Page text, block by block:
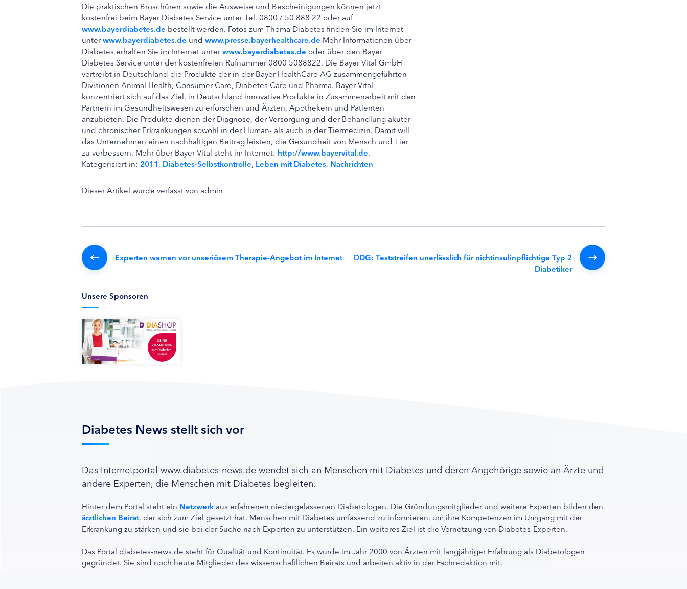
Die praktischen Broschüren sowie die Ausweise und Bescheinigungen können jetzt
kostenfrei beim Bayer Diabetes Service unter Tel. 0800 / 50 888 22 oder auf
www.bayerdiabetes.de bestellt werden. Fotos zum Thema Diabetes finden Sie im Internet
unterwww.bayerdiabetes.de und www.presse.bayerhealthcare.de Mehr Informationen über
Diabetes erhalten Sie im Internet unterwww.bayerdiabetes.de oder über den Bayer
Diabetes Service unter der kostenfreien Rufnummer 0800 5088822. Die Bayer Vital GmbH
vertreibt in Deutschland die Produkte der in der Bayer HealthCare AG zusammengeführten
Divisionen Animal Health, Consumer Care, Diabetes Care und Pharma. Bayer Vital
konzentriert sich auf das Ziel, in Deutschland innovative Produkte in Zusammenarbeit mit den
Partnern im Gesundheitswesen zu erforschen und Ärzten, Apothekern und Patienten
anzubieten. Die Produkte dienen der Diagnose, der Versorgung und der Behandlung akuter
und chronischer Erkrankungen sowohl in der Human- als auch in der Tiermedizin. Damit will
das Unternehmen einen nachhaltigen Beitrag leisten, die Gesundheit von Mensch und Tier
zu verbessern. Mehr über Bayer Vital steht im Internet: http://www.bayervital.de.
Kategorisiert in: 2011, Diabetes-Selbstkontrolle, Leben mit Diabetes, Nachrichten
Dieser Artikel wurde verfasst von admin
Experten warnen vor unseriösem Therapie-Angebot im Internet
DDG: Teststreifen unerlässlich für nichtinsulinpflichtige Typ 2
Diabetiker
Unsere Sponsoren
Diabetes News stellt sich vor
Das Internetportal www.diabetes-news.de wendet sich an Menschen mit Diabetes und deren Angehörige sowie an Ärzte und
andere Experten, die Menschen mit Diabetes begleiten.
Hinter dem Portal steht ein Netzwerk aus erfahrenen niedergelassenen Diabetologen. Die Gründungsmitglieder und weitere Experten bilden den
ärztlichen Beirat, der sich zum Ziel gesetzt hat, Menschen mit Diabetes umfassend zu informieren, um ihre Kompetenzen im Umgang mit der
Erkrankung zu stärken und sie bei der Suche nach Experten zu unterstützen. Ein weiteres Ziel ist die Vernetzung von Diabetes-Experten.
Das Portal diabetes-news.de steht für Qualität und Kontinuität. Es wurde im Jahr 2000 von Ärzten mit langjähriger Erfahrung als Diabetologen
gegründet. Sie sind noch heute Mitglieder des wissenschaftlichen Beirats und arbeiten aktiv in der Fachredaktion mit.